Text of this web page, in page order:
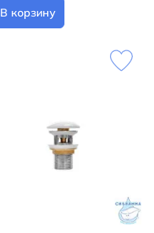
В корзину